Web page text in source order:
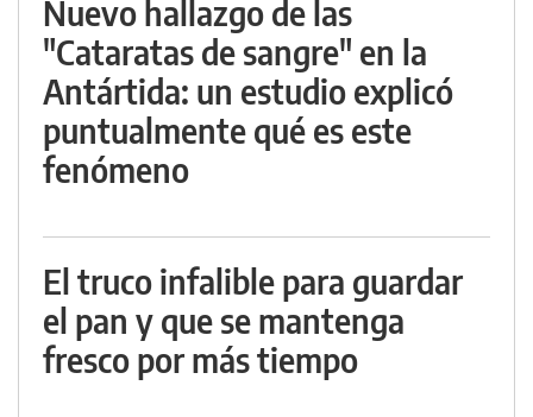
Nuevo hallazgo de las
"Cataratas de sangre" en la
Antártida: un estudio explicó
puntualmente qué es este
fenómeno
El truco infalible para guardar
el pan y que se mantenga
fresco por más tiempo